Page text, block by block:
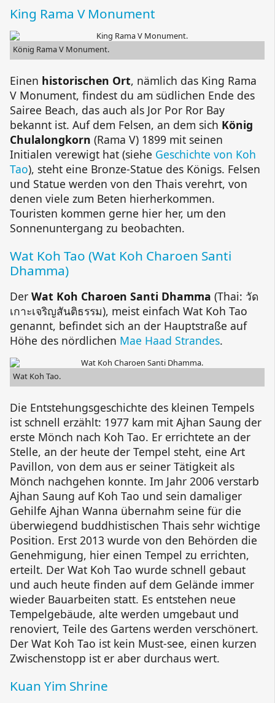
King Rama V Monument
König Rama V Monument.
Einen historischen Ort, nämlich das King Rama
V Monument, findest du am südlichen Ende des
Sairee Beach, das auch als Jor Por Ror Bay
bekannt ist. Auf dem Felsen, an dem sich König
Chulalongkorn (Rama V) 1899 mit seinen
Initialen verewigt hat (siehe Geschichte von Koh
Tao), steht eine Bronze-Statue des Königs. Felsen
und Statue werden von den Thais verehrt, von
denen viele zum Beten hierherkommen.
Touristen kommen gerne hier her, um den
Sonnenuntergang zu beobachten.
Wat Koh Tao (Wat Koh Charoen Santi
Dhamma)
Der Wat Koh Charoen Santi Dhamma (Thai: วัด
เกาะเจริญสันติธรรม), meist einfach Wat Koh Tao
genannt, befindet sich an der Hauptstraße auf
Höhe des nördlichen Mae Haad Strandes.
Wat Koh Tao.
Die Entstehungsgeschichte des kleinen Tempels
ist schnell erzählt: 1977 kam mit Ajhan Saung der
erste Mönch nach Koh Tao. Er errichtete an der
Stelle, an der heute der Tempel steht, eine Art
Pavillon, von dem aus er seiner Tätigkeit als
Mönch nachgehen konnte. Im Jahr 2006 verstarb
Ajhan Saung auf Koh Tao und sein damaliger
Gehilfe Ajhan Wanna übernahm seine für die
überwiegend buddhistischen Thais sehr wichtige
Position. Erst 2013 wurde von den Behörden die
Genehmigung, hier einen Tempel zu errichten,
erteilt. Der Wat Koh Tao wurde schnell gebaut
und auch heute finden auf dem Gelände immer
wieder Bauarbeiten statt. Es entstehen neue
Tempelgebäude, alte werden umgebaut und
renoviert, Teile des Gartens werden verschönert.
Der Wat Koh Tao ist kein Must-see, einen kurzen
Zwischenstopp ist er aber durchaus wert.
Kuan Yim Shrine